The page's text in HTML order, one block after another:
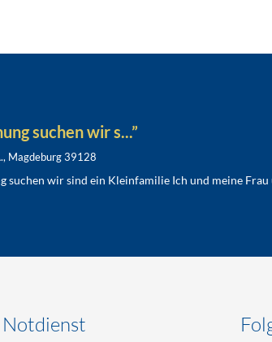
suchen wir s...”
Magdeburg 39128
suchen wir sind ein Kleinfamilie Ich und meine Frau
Notdienst